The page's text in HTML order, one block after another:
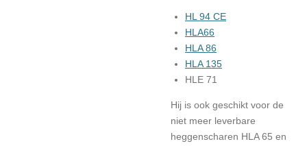
HL 94 CE
HLA66
HLA 86
HLA 135
HLE 71
Hij is ook geschikt voor de
niet meer leverbare
heggenscharen HLA 65 en